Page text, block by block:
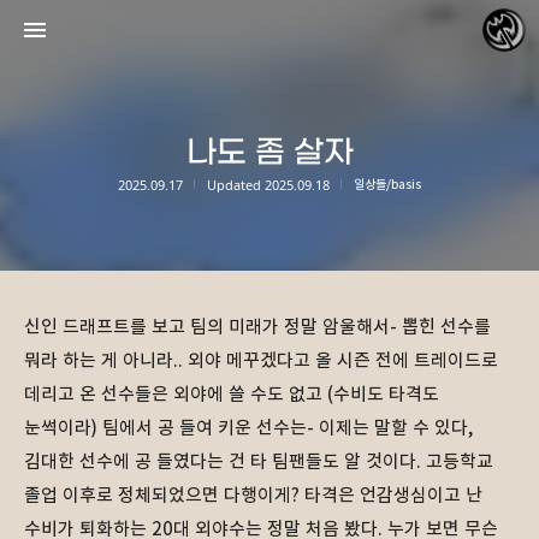
나도 좀 살자
2025.09.17 Updated 2025.09.18 일상들/basis
신인 드래프트를 보고 팀의 미래가 정말 암울해서- 뽑힌 선수를
뭐라 하는 게 아니라.. 외야 메꾸겠다고 올 시즌 전에 트레이드로
데리고 온 선수들은 외야에 쓸 수도 없고 (수비도 타격도
눈썩이라) 팀에서 공 들여 키운 선수는- 이제는 말할 수 있다,
김대한 선수에 공 들였다는 건 타 팀팬들도 알 것이다. 고등학교
졸업 이후로 정체되었으면 다행이게? 타격은 언감생심이고 난
수비가 퇴화하는 20대 외야수는 정말 처음 봤다. 누가 보면 무슨
바람처럼 자유롭게
« 2026/08 »